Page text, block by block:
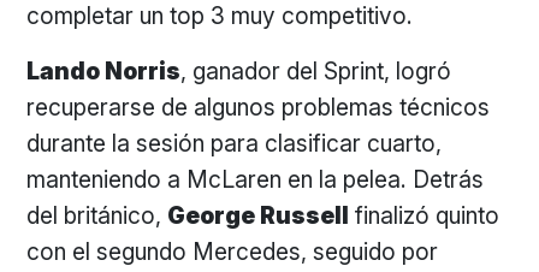
completar un top 3 muy competitivo.
Lando Norris, ganador del Sprint, logró
recuperarse de algunos problemas técnicos
durante la sesión para clasificar cuarto,
manteniendo a McLaren en la pelea. Detrás
del británico, George Russell finalizó quinto
con el segundo Mercedes, seguido por